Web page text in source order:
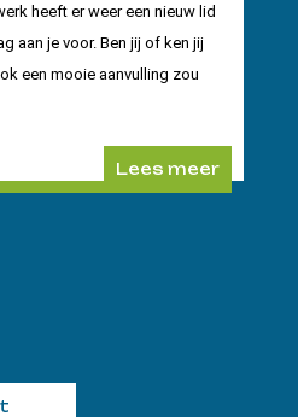
heeft er weer een nieuw lid
aan je voor. Ben jij of ken jij
een mooie aanvulling zou
Lees meer